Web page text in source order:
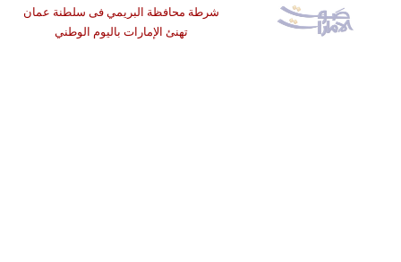
شرطة محافظة البريمي فى سلطنة عمان
تهنئ الإمارات باليوم الوطني